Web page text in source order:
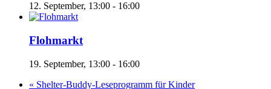
12. September, 13:00 - 16:00
Flohmarkt
19. September, 13:00 - 16:00
« Shelter-Buddy-Leseprogramm für Kinder